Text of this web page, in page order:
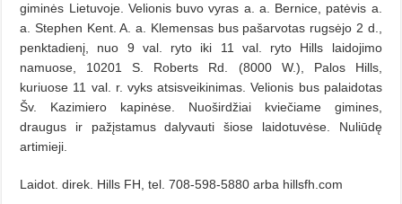
giminės Lietuvoje. Velionis buvo vyras a. a. Bernice, patėvis a.
a. Stephen Kent. A. a. Klemensas bus pašarvotas rugsėjo 2 d.,
penktadienį, nuo 9 val. ryto iki 11 val. ryto Hills laidojimo
namuose, 10201 S. Roberts Rd. (8000 W.), Palos Hills,
kuriuose 11 val. r. vyks atsi­svei­kinimas. Velionis bus palaidotas
Šv. Kazimiero kapinėse. Nuoširdžiai kviečiame gimines,
draugus ir pažįstamus dalyvauti šiose laidotuvėse. Nuliūdę
artimieji.
Laidot. direk. Hills FH, tel. 708-598-5880 arba hillsfh.com